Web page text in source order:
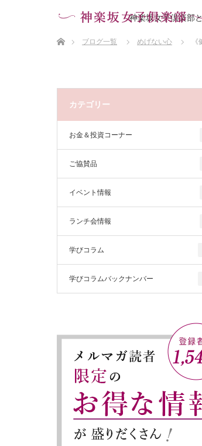
神楽坂女子倶楽部
ブログ一覧
めげない心
カテゴリー
お金＆投資コーナー
ご協賛品
イベント情報
ランチ会情報
学びコラム
学びコラムバックナンバー